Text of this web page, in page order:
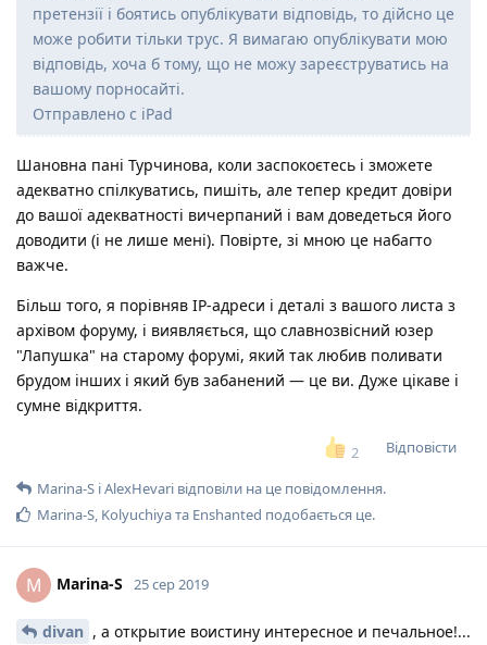
претензії і боятись опублікувати відповідь, то дійсно це
може робити тільки трус. Я вимагаю опублікувати мою
відповідь, хоча б тому, що не можу зареєструватись на
вашому порносайті.
Отправлено с iPad
Шановна пані Турчинова, коли заспокоєтесь і зможете
адекватно спілкуватись, пишіть, але тепер кредит довіри
до вашої адекватності вичерпаний і вам доведеться його
доводити (і не лише мені). Повірте, зі мною це набагто
важче.
Більш того, я порівняв IP-адреси і деталі з вашого листа з
архівом форуму, і виявляється, що славнозвісний юзер
"Лапушка" на старому форумі, який так любив поливати
брудом інших і який був забанений — це ви. Дуже цікаве і
сумне відкриття.
2 Відповісти
Marina-S іAlexHevari відповіли на це повідомлення.
Marina-S, Kolyuchiyaта Enshanted подобається це.
M Marina-S 25 сер 2019
divan , а открытие воистину интересное и печальное!...